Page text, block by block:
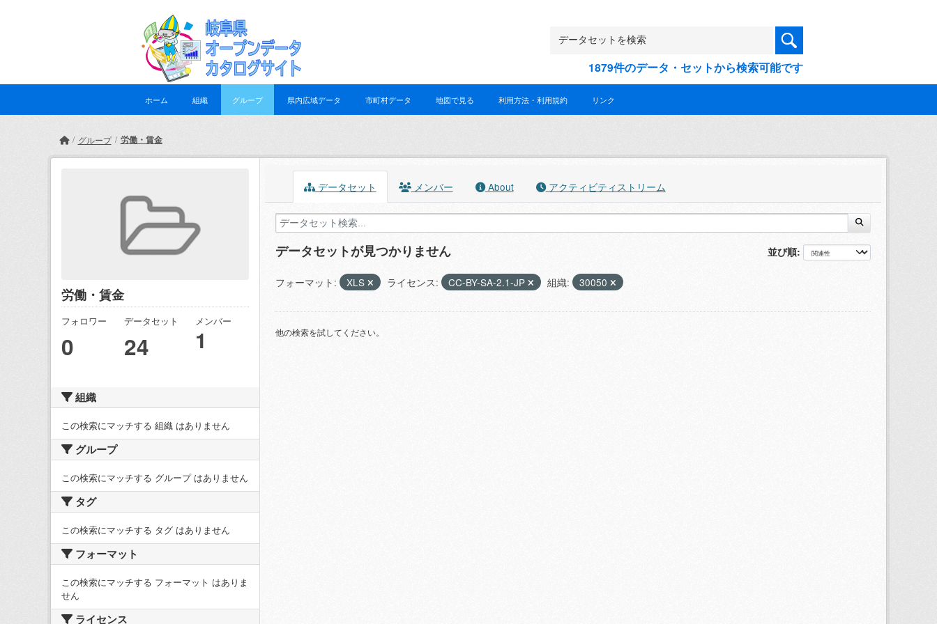
1879件のデータ・セットから検索可能です
ホーム 組織 グループ 県内広域データ 市町村データ 地図で見る 利用方法・利用規約 リンク
グループ 労働・賃金
労働・賃金
フォロワー
0
データセット
24
メンバー
1
組織
この検索にマッチする 組織 はありません
グループ
この検索にマッチする グループ はありません
タグ
この検索にマッチする タグ はありません
フォーマット
この検索にマッチする フォーマット はありま
せん
ライセンス
データセット メンバー About アクティビティストリーム
並び順
データセットが見つかりません
フォーマット: XLS ライセンス: CC-BY-SA-2.1-JP 組織: 30050
他の検索を試してください。